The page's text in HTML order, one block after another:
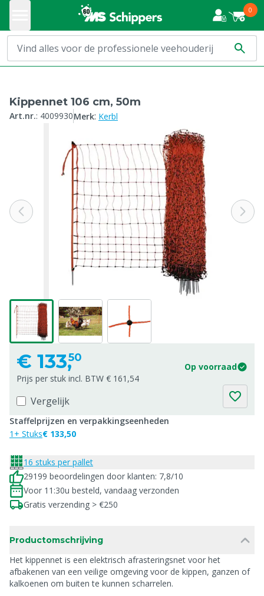
0
Kippennet 106 cm, 50m
Art.nr.: 4009930Merk: Kerbl
€ 133,50
Op voorraad
Prijs per stuk incl. BTW € 161,54
Vergelijk
Staffelprijzen en verpakkingseenheden
1+ Stuks€ 133,50
16 stuks per pallet
29199 beoordelingen door klanten: 7,8/10
Voor 11:30u besteld, vandaag verzonden
Gratis verzending > €250
Productomschrijving
Het kippennet is een elektrisch afrasteringsnet voor het
afbakenen van een veilige omgeving voor de kippen, ganzen of
kalkoenen om buiten te kunnen scharrelen.